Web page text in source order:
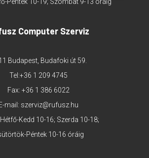
Computer Szerviz
Budapest, Budafoki út 59.
Tel:+36 1 209 4745
Fax: +36 1 386 6022
mail: szerviz@rufusz.hu
Kedd 10-16; Szerda 10-18;
Péntek 10-16 óráig